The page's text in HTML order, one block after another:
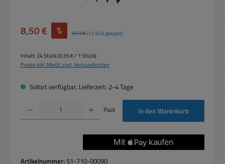
Verkaufspreis:
8,50 € % Regulärer Preis:
9,73 €(12.64% gespart)
Inhalt:24 Stück(0,35 € / 1 Stück)
Preise inkl. MwSt. zzgl. Versandkosten
Sofort verfügbar, Lieferzeit: 2-4 Tage
Produkt Anzahl: Gib den gewünschten Wert ein oder benutze die Schaltflächen um
Pack In den Warenkorb
Artikelnummer: 51-710-00090